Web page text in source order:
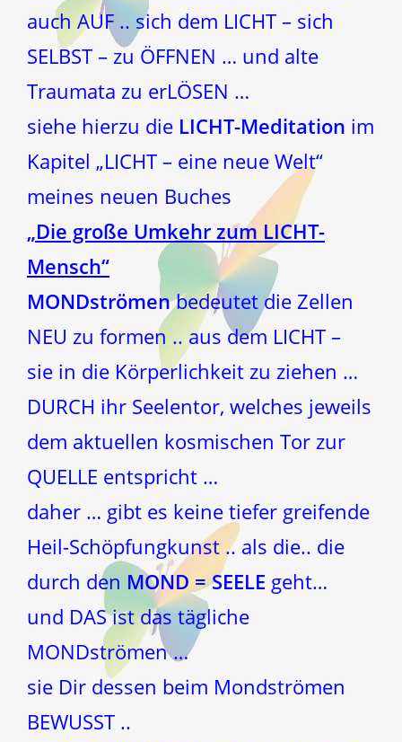
auch AUF .. sich dem LICHT – sich
SELBST – zu ÖFFNEN … und alte
Traumata zu erLÖSEN …
siehe hierzu die LICHT-Meditation im
Kapitel „LICHT – eine neue Welt“
meines neuen Buches
„Die große Umkehr zum LICHT-
Mensch“
MONDströmenbedeutet die Zellen
NEU zu formen .. aus dem LICHT –
sie in die Körperlichkeit zu ziehen …
DURCH ihr Seelentor, welches jeweils
dem aktuellen kosmischen Tor zur
QUELLE entspricht …
daher … gibt es keine tiefer greifende
Heil-Schöpfungkunst .. als die.. die
durch den MOND = SEELE geht…
und DAS ist das tägliche
MONDströmen …
sie Dir dessen beim Mondströmen
BEWUSST ..